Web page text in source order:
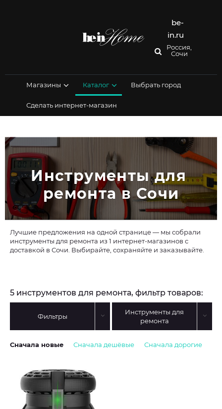
be-
in.ru
Россия,
Сочи
Магазины Каталог Выбрать город
Сделать интернет-магазин
Инструменты для
ремонта в Сочи
Лучшие предложения на одной странице — мы собрали
инструменты для ремонта из 1 интернет-магазинов с
доставкой в Сочи. Выбирайте, сохраняйте и заказывайте.
5 инструментов для ремонта, фильтр товаров:
Фильтры
Инструменты для
ремонта
Сначала новые Сначала дешёвые Сначала дорогие